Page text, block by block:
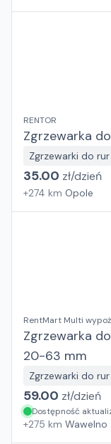
RENTOR
Zgrzewarka
Zgrzewarki do rur
35.00 zł/dzień
+274 km Opole
RentMart Multi
Zgrzewarka
20-63 mm
Zgrzewarki do rur
59.00 zł/dzień
Dostępność
+275 km Wawelno